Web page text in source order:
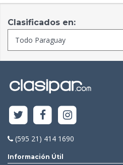
Clasificados en:
(595 21) 414 1690
Información Útil